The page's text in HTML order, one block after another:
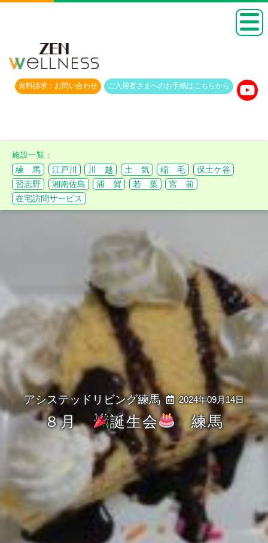
資料請求・ お問い合わせ ご入居者さまへのお手紙はこちらから
練 馬 江戸川 川 越 土 気 稲 毛
保土ケ谷
習志野
湘南佐島 浦 賀 若 葉
宮 前
在宅訪問サービス
2024年09月14日
８月 誕生会 練馬